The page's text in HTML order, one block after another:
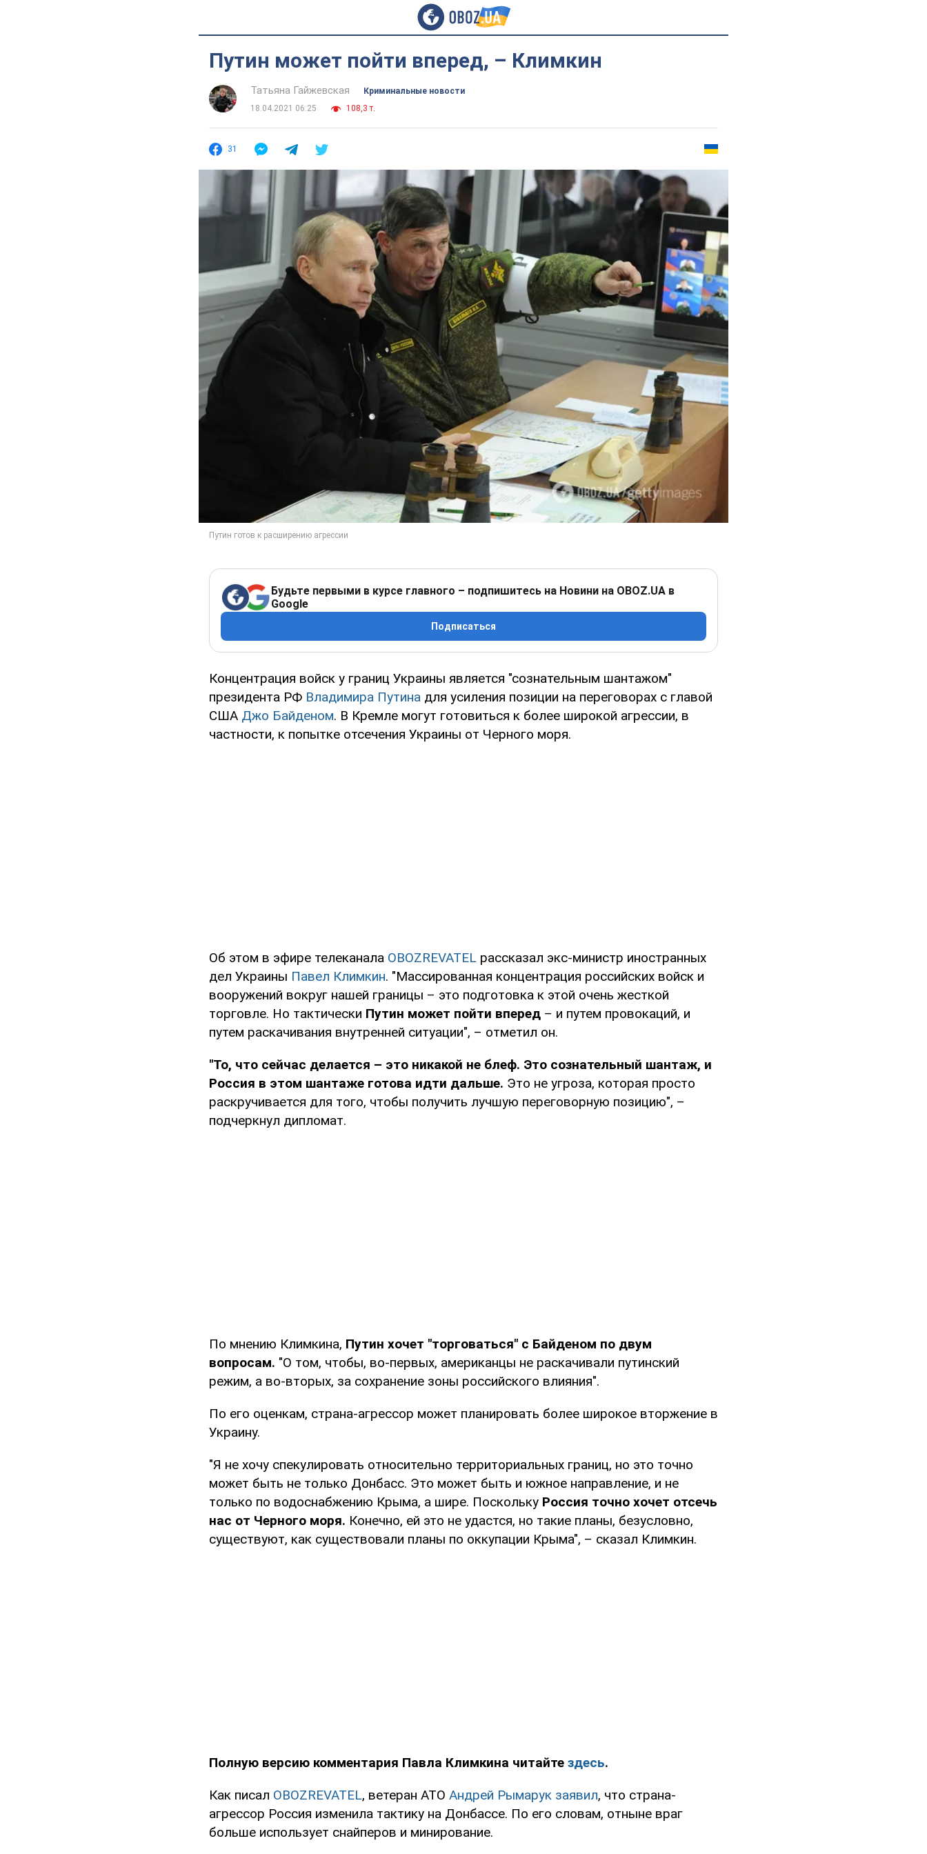
Путин может пойти вперед, – Климкин
Татьяна Гайжевская
Криминальные новости
18.04.2021 06:25
108,3 т.
31
Будьте первыми в курсе главного – подпишитесь на Новини на OBOZ.UA в
Google
Подписаться
Концентрация войск у границ Украины является "сознательным шантажом"
президента РФ Владимира Путина для усиления позиции на переговорах с главой
США Джо Байденом. В Кремле могут готовиться к более широкой агрессии, в
частности, к попытке отсечения Украины от Черного моря.
Об этом в эфире телеканала OBOZREVATEL рассказал экс-министр иностранных
дел Украины Павел Климкин. "Массированная концентрация российских войск и
вооружений вокруг нашей границы – это подготовка к этой очень жесткой
торговле. Но тактически Путин может пойти вперед – и путем провокаций, и
путем раскачивания внутренней ситуации", – отметил он.
"То, что сейчас делается – это никакой не блеф. Это сознательный шантаж, и
Россия в этом шантаже готова идти дальше. Это не угроза, которая просто
раскручивается для того, чтобы получить лучшую переговорную позицию", –
подчеркнул дипломат.
По мнению Климкина, Путин хочет "торговаться" с Байденом по двум
вопросам. "О том, чтобы, во-первых, американцы не раскачивали путинский
режим, а во-вторых, за сохранение зоны российского влияния".
По его оценкам, страна-агрессор может планировать более широкое вторжение в
Украину.
"Я не хочу спекулировать относительно территориальных границ, но это точно
может быть не только Донбасс. Это может быть и южное направление, и не
только по водоснабжению Крыма, а шире. Поскольку Россия точно хочет отсечь
нас от Черного моря. Конечно, ей это не удастся, но такие планы, безусловно,
существуют, как существовали планы по оккупации Крыма", – сказал Климкин.
Полную версию комментария Павла Климкина читайте здесь.
Как писал OBOZREVATEL, ветеран АТО Андрей Рымарук заявил, что страна-
агрессор Россия изменила тактику на Донбассе. По его словам, отныне враг
больше использует снайперов и минирование.